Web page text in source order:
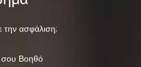
την ασφάλιση;
σου Βοηθό